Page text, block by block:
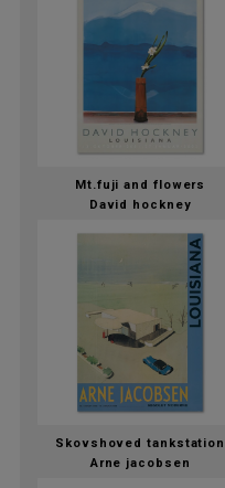
Mt.fuji and flowers
David hockney
Skovshoved tankstation
Arne jacobsen